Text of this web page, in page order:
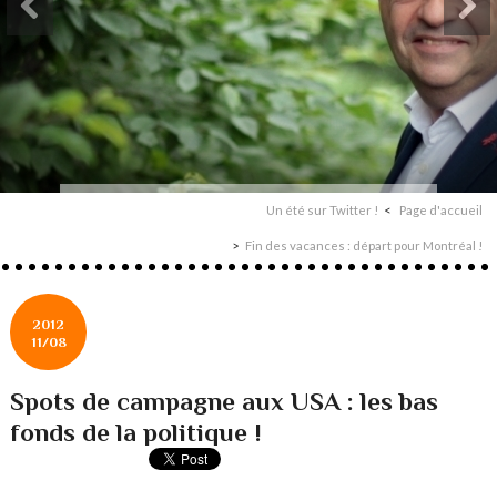
Un été sur Twitter ! Page d'accueil
Fin des vacances : départ pour Montréal !
2012
11/08
Spots de campagne aux USA : les bas
fonds de la politique !